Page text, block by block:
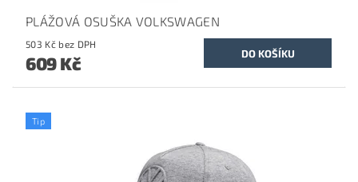
PLÁŽOVÁ OSUŠKA VOLKSWAGEN
503 Kč bez DPH
609 Kč
Tip